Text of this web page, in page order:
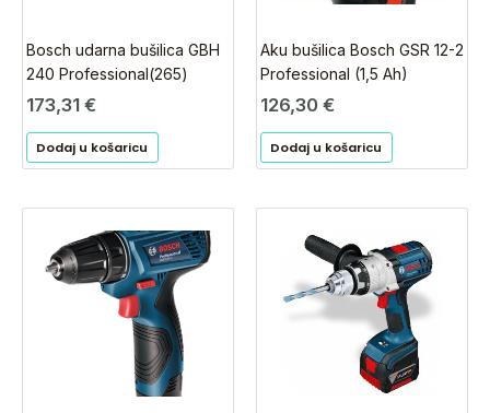
Bosch udarna bušilica GBH
240 Professional(265)
173,31 €
Dodaj u košaricu
Aku bušilica Bosch GSR 12-2
Professional (1,5 Ah)
126,30 €
Dodaj u košaricu